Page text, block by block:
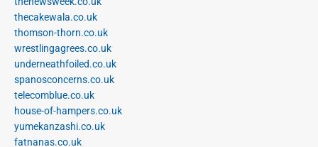
thecakewala.co.uk
thomson-thorn.co.uk
wrestlingagrees.co.uk
underneathfoiled.co.uk
spanosconcerns.co.uk
telecomblue.co.uk
house-of-hampers.co.uk
yumekanzashi.co.uk
fatnanas.co.uk